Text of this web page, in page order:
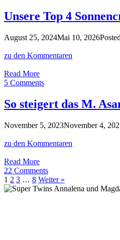
Serum:
Warum
dieses
Serum
Unsere Top 4
August 25, 2024Mai 10, 2026
zu den Kommentaren
Read MoreUnsere
Top
Sonnencremes
für
Haut
Super-
5 Comments
So steigert das M.
November 5, 2023November 4,
zu den Kommentaren
Read MoreSo
steigert
das
M.
22 Comments
1 2 3 … 8 Weiter »